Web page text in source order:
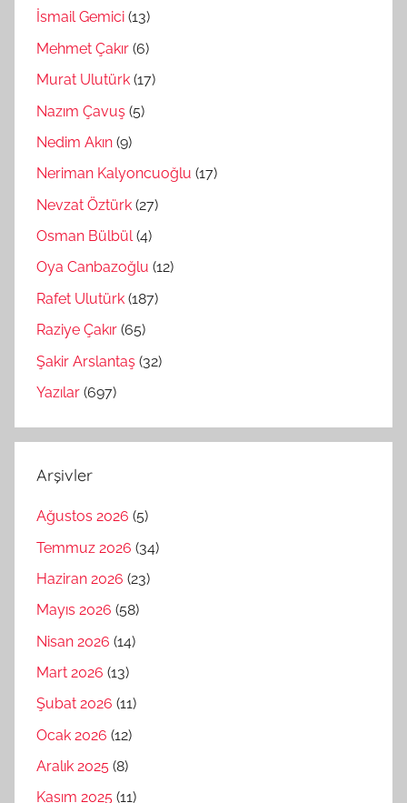
İsmail Gemici (13)
Mehmet Çakır (6)
Murat Ulutürk (17)
Nazım Çavuş (5)
Nedim Akın (9)
Neriman Kalyoncuoğlu (17)
Nevzat Öztürk (27)
Osman Bülbül(4)
Oya Canbazoğlu (12)
Rafet Ulutürk (187)
Raziye Çakır (65)
Şakir Arslantaş (32)
Yazılar (697)
Arşivler
Ağustos 2026 (5)
Temmuz 2026 (34)
Haziran 2026 (23)
Mayıs 2026 (58)
Nisan 2026 (14)
Mart 2026 (13)
Şubat 2026 (11)
Ocak 2026 (12)
Aralık 2025 (8)
Kasım 2025 (11)